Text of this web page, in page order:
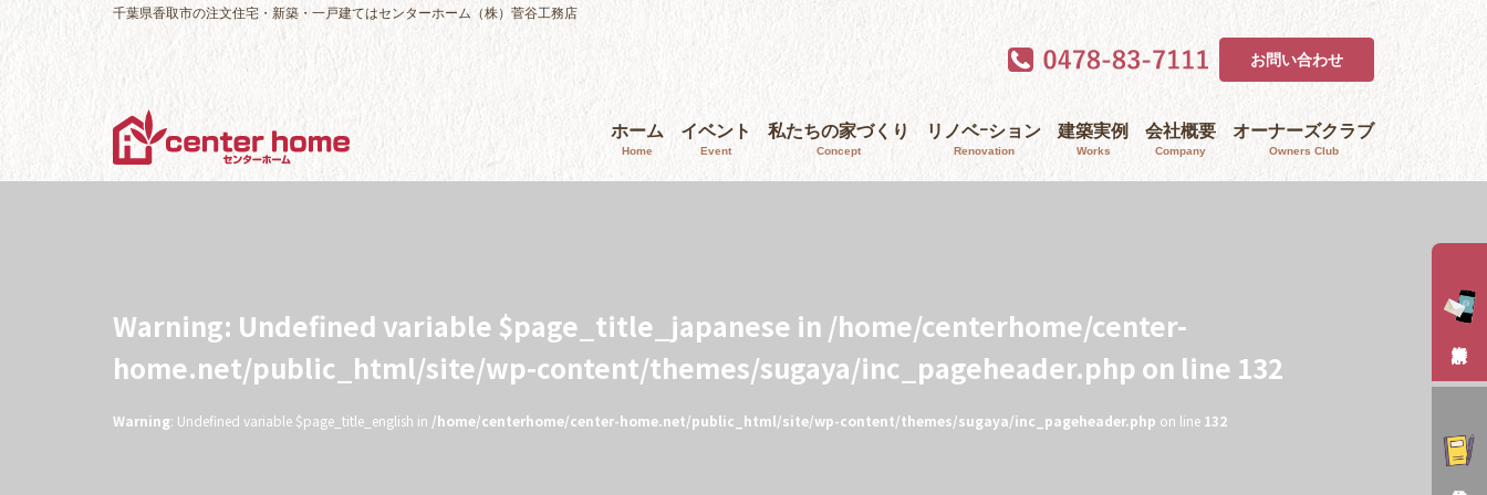
千葉県香取市の注文住宅・新築・一戸建てはセンターホーム（株）菅谷工務店
お問い合わせ
ホーム
Home
イベント
Event
私たちの家づくり
Concept
リノベｰション
Renovation
建築実例
Works
会社概要
Company
オーナーズクラブ
Owners Club
Warning: Undefined variable $page_title_japanese in /home/centerhome/center-
home.net/public_html/site/wp-content/themes/sugaya/inc_pageheader.php on line 132
Warning: Undefined variable $page_title_english in /home/centerhome/center-home.net/public_html/site/wp-content/themes/sugaya/inc_pageheader.php on line 132